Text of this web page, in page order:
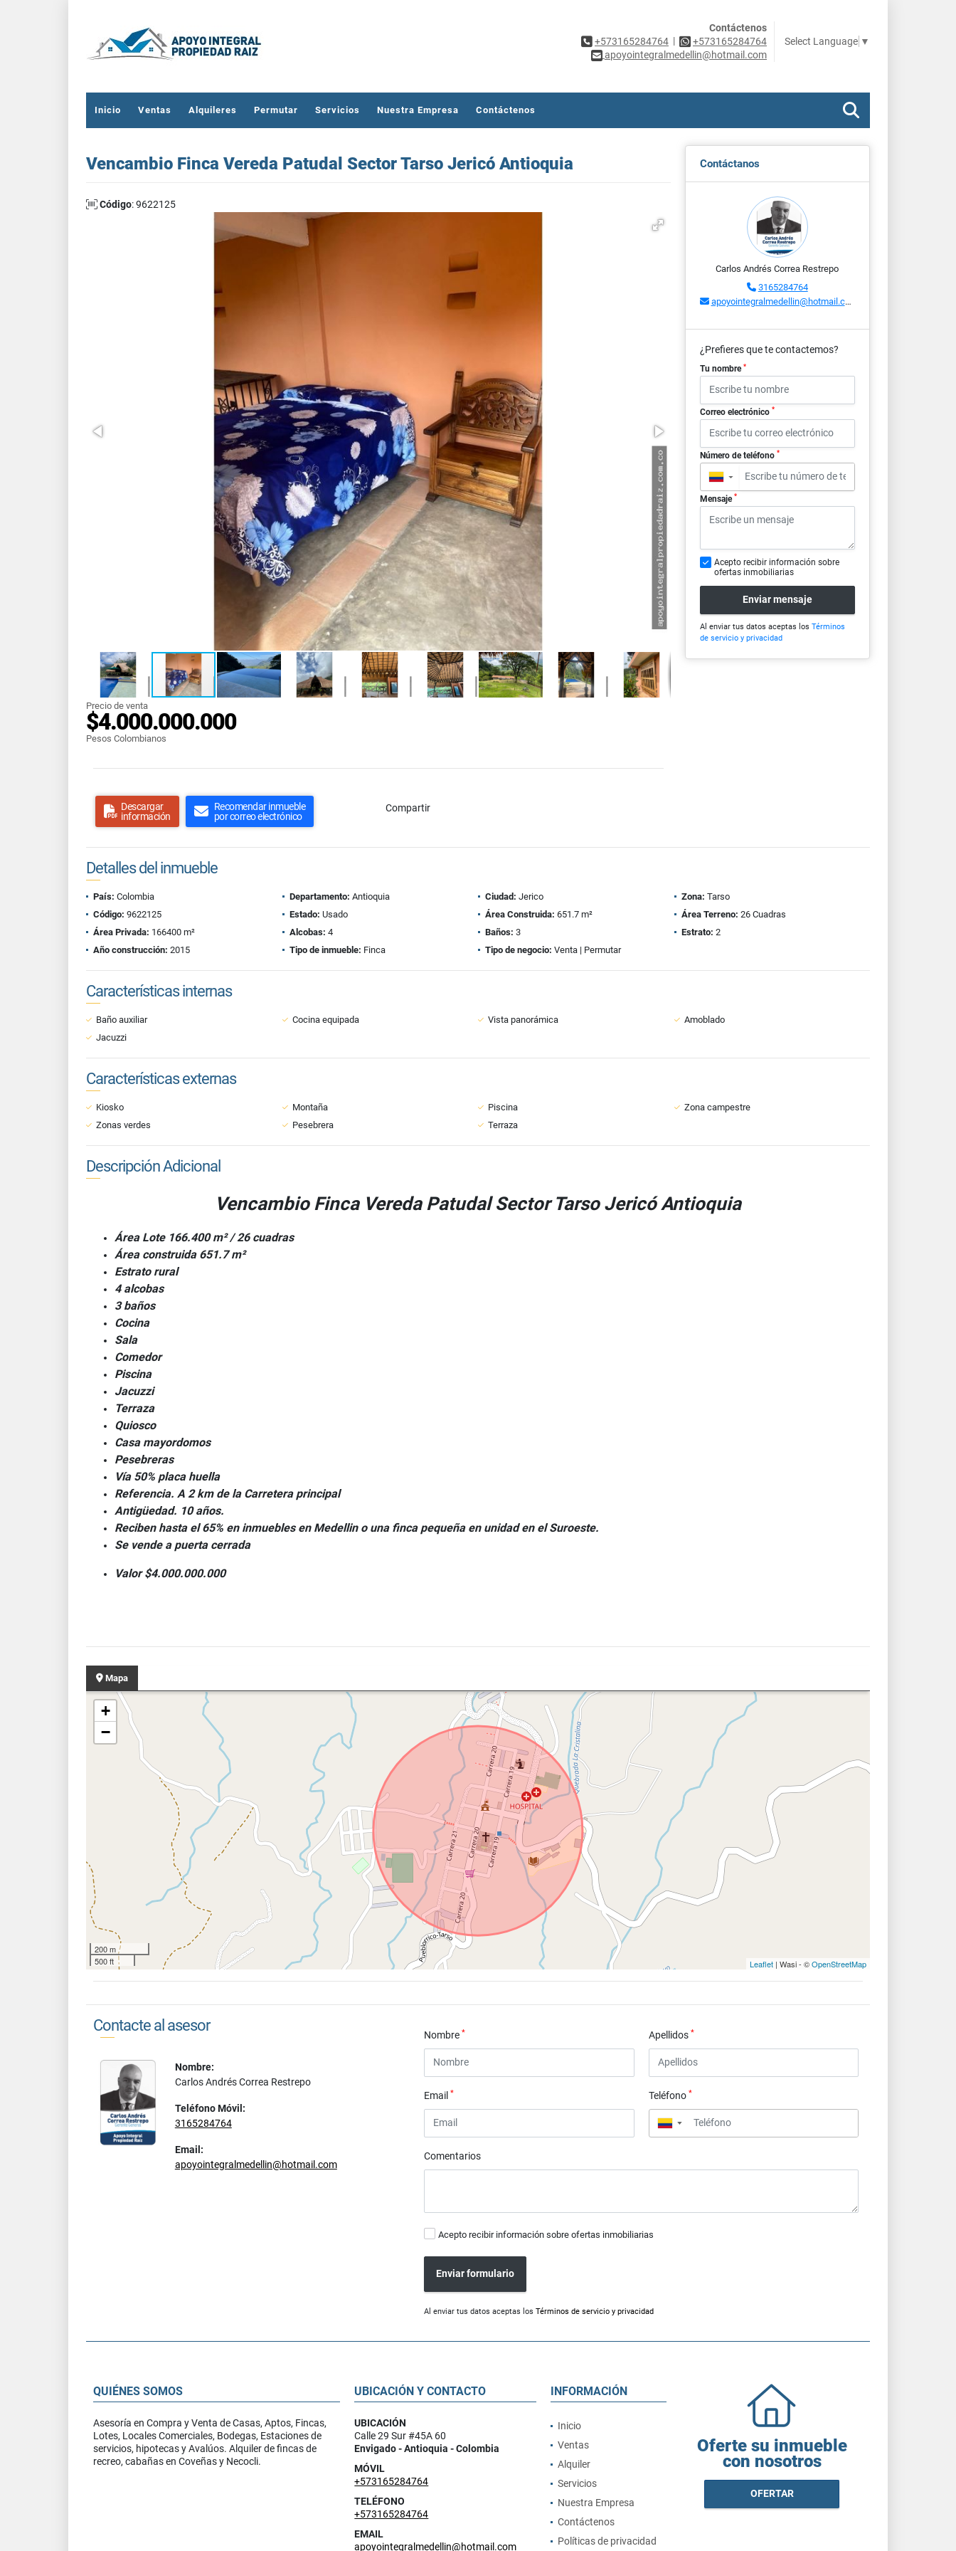
Contáctenos
+573165284764 |
+573165284764
apoyointegralmedellin@hotmail.com
Select Language ▼
Inicio Ventas Alquileres Permutar Servicios Nuestra Empresa Contáctenos
Vencambio Finca Vereda Patudal Sector Tarso Jericó Antioquia
Código: 9622125
Precio de venta
$4.000.000.000
Pesos Colombianos
Descargar
información
Recomendar inmueble
por correo electrónico
Compartir
Contáctanos
Carlos Andrés Correa Restrepo
3165284764
apoyointegralmedellin@hotmail.com
¿Prefieres que te contactemos?
Tu nombre *
Correo electrónico *
Número de teléfono *
▼
Mensaje *
Acepto recibir información sobre
ofertas inmobiliarias
Enviar mensaje
Al enviar tus datos aceptas los Términos
de servicio y privacidad
Detalles del inmueble
País: Colombia Departamento: Antioquia Ciudad: Jerico Zona: Tarso
Código: 9622125 Estado: Usado Área Construida: 651.7 m² Área Terreno: 26 Cuadras
Área Privada: 166400 m² Alcobas: 4 Baños: 3 Estrato: 2
Año construcción: 2015 Tipo de inmueble: Finca Tipo de negocio: Venta | Permutar
Características internas
Baño auxiliar Cocina equipada Vista panorámica
Amoblado
Jacuzzi
Características externas
Kiosko Montaña Piscina
Zona campestre
Zonas verdes
Pesebrera Terraza
Descripción Adicional
Vencambio Finca Vereda Patudal Sector Tarso Jericó Antioquia
Área Lote 166.400 m² / 26 cuadras
Área construida 651.7 m²
Estrato rural
4 alcobas
3 baños
Cocina
Sala
Comedor
Piscina
Jacuzzi
Terraza
Quiosco
Casa mayordomos
Pesebreras
Vía 50% placa huella
Referencia. A 2 km de la Carretera principal
Antigüedad. 10 años.
Reciben hasta el 65% en inmuebles en Medellin o una finca pequeña en unidad en el Suroeste.
Se vende a puerta cerrada
Valor $4.000.000.000
Mapa
+
−
200 m
500 ft
Leaflet | Wasi - ©OpenStreetMap
Contacte al asesor
Nombre:
Carlos Andrés Correa Restrepo
Teléfono Móvil:
3165284764
Email:
apoyointegralmedellin@hotmail.com
Nombre* Apellidos *
Email* Teléfono *
▼
Comentarios
Acepto recibir información sobre ofertas inmobiliarias
Enviar formulario
Al enviar tus datos aceptas losTérminos de servicio y privacidad
QUIÉNES SOMOS
Asesoría en Compra y Venta de Casas, Aptos, Fincas,
Lotes, Locales Comerciales, Bodegas, Estaciones de
servicios, hipotecas y Avalúos. Alquiler de fincas de
recreo, cabañas en Coveñas y Necocli.
UBICACIÓN Y CONTACTO
UBICACIÓN
Calle 29 Sur #45A 60
Envigado - Antioquia - Colombia
MÓVIL
+573165284764
TELÉFONO
+573165284764
EMAIL
apoyointegralmedellin@hotmail.com
INFORMACIÓN
Inicio
Ventas
Alquiler
Servicios
Nuestra Empresa
Contáctenos
Políticas de privacidad
Oferte su inmueble
con nosotros
OFERTAR